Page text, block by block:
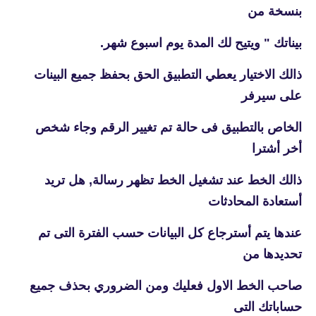
بنسخة من
بيناتك " ويتيح لك المدة يوم اسبوع شهر.
ذالك الاختيار يعطي التطبيق الحق بحفظ جميع البينات
على سيرفر
الخاص بالتطبيق فى حالة تم تغيير الرقم وجاء شخص
أخر أشترا
ذالك الخط عند تشغيل الخط تظهر رسالة, هل تريد
أستعادة المحادثات
عندها يتم أسترجاع كل البيانات حسب الفترة التى تم
تحديدها من
صاحب الخط الاول فعليك ومن الضروري بحذف جميع
حساباتك التى